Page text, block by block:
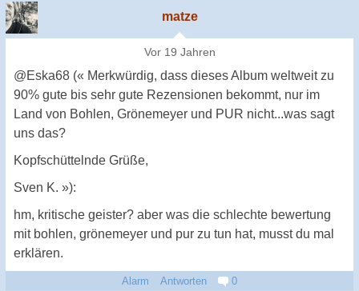
matze
Vor 19 Jahren
@Eska68 (« Merkwürdig, dass dieses Album weltweit zu
90% gute bis sehr gute Rezensionen bekommt, nur im
Land von Bohlen, Grönemeyer und PUR nicht...was sagt
uns das?
Kopfschüttelnde Grüße,
Sven K. »):
hm, kritische geister? aber was die schlechte bewertung
mit bohlen, grönemeyer und pur zu tun hat, musst du mal
erklären.
Alarm Antworten 0